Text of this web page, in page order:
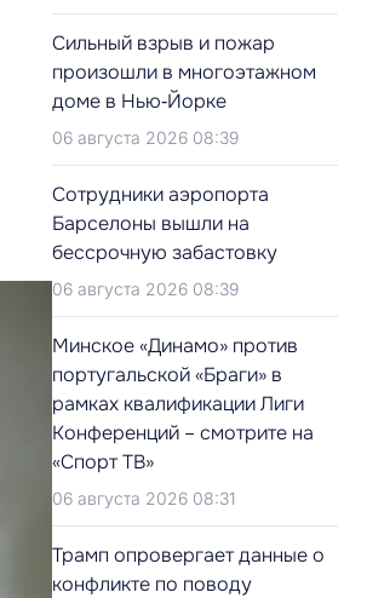
Сильный взрыв и пожар
произошли в многоэтажном
доме в Нью‑Йорке
06 августа 2026 08:39
Сотрудники аэропорта
Барселоны вышли на
бессрочную забастовку
06 августа 2026 08:39
Минское «Динамо» против
португальской «Браги» в
рамках квалификации Лиги
Конференций – смотрите на
«Спорт ТВ»
06 августа 2026 08:31
Трамп опровергает данные о
конфликте по поводу